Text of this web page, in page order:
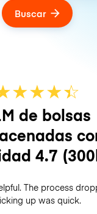
Buscar
★★★☆
★
de bolsas
4.7
The process
up was quick.